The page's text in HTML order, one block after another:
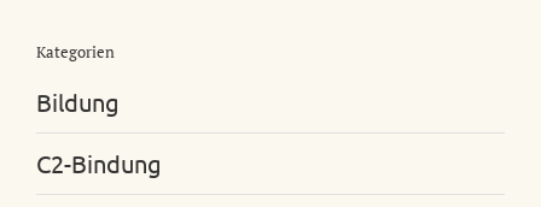
Kategorien
Bildung
C2-Bindung